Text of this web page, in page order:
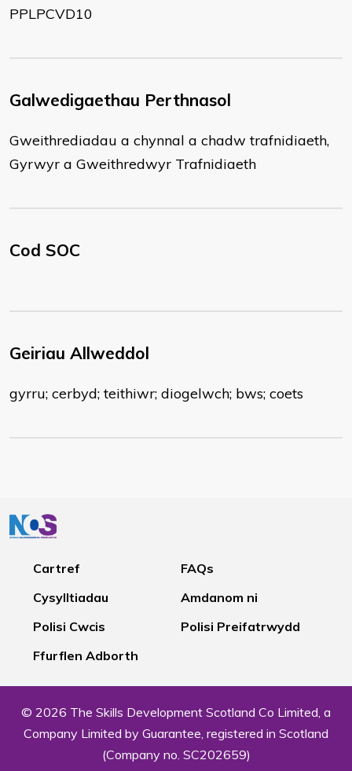
PPLPCVD10
Galwedigaethau Perthnasol
Gweithrediadau a chynnal a chadw trafnidiaeth,
Gyrwyr a Gweithredwyr Trafnidiaeth
Cod SOC
Geiriau Allweddol
gyrru; cerbyd; teithiwr; diogelwch; bws; coets
Cartref
FAQs
Cysylltiadau
Amdanom ni
Polisi Cwcis
Polisi Preifatrwydd
Ffurflen Adborth
© 2026 The Skills Development Scotland Co Limited, a
Company Limited by Guarantee, registered in Scotland
(Company no. SC202659)